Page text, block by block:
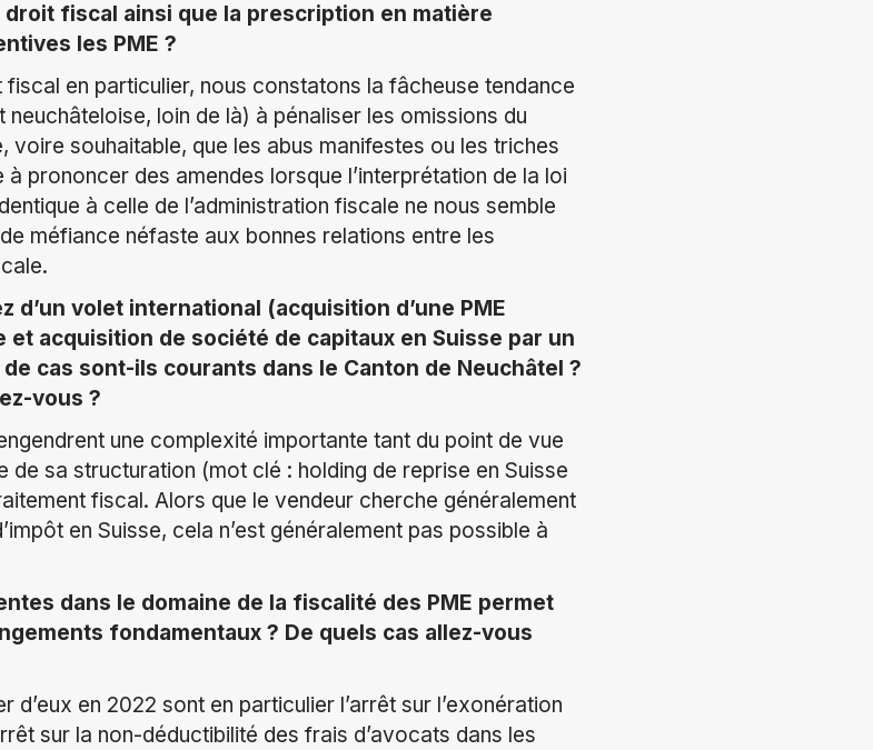
fiscal ainsi que la prescription en matière
les PME ?
en particulier, nous constatons la fâcheuse tendance
neuchâteloise, loin de là) à pénaliser les omissions du
voire souhaitable, que les abus manifestes ou les triches
prononcer des amendes lorsque l’interprétation de la loi
à celle de l’administration fiscale ne nous semble
méfiance néfaste aux bonnes relations entre les
volet international (acquisition d’une PME
et acquisition de société de capitaux en Suisse par un
cas sont-ils courants dans le Canton de Neuchâtel ?
vous ?
une complexité importante tant du point de vue
de sa structuration (mot clé : holding de reprise en Suisse
fiscal. Alors que le vendeur cherche généralement
en Suisse, cela n’est généralement pas possible à
dans le domaine de la fiscalité des PME permet
fondamentaux ? De quels cas allez-vous
en 2022 sont en particulier l’arrêt sur l’exonération
sur la non-déductibilité des frais d’avocats dans les